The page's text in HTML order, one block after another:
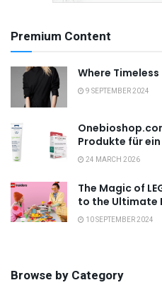
Premium Content
Where
9 SEPTEMBER 2024
Produkte für
24 MARCH 2026
The Magic of
to the Ultimate
10 SEPTEMBER 2024
Browse by Category